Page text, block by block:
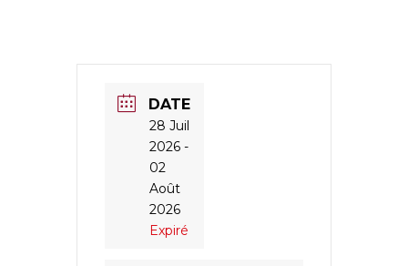
DATE
28 Juil
2026 -
02
Août
2026
Expiré